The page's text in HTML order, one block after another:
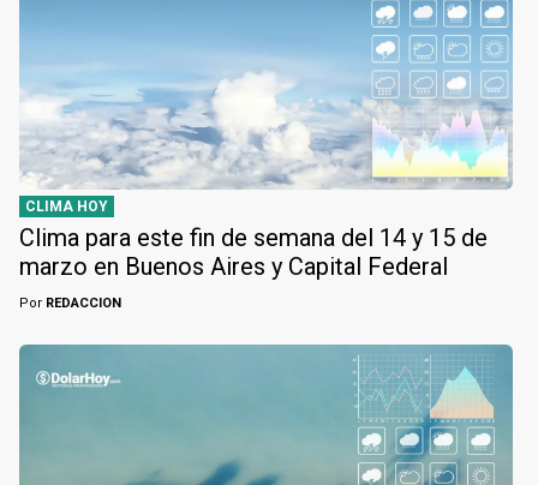
CLIMA HOY
Clima para este fin de semana del 14 y 15 de
marzo en Buenos Aires y Capital Federal
Por REDACCION